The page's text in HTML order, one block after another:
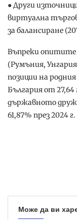
● Други
виртуална
за балансиране
Въпреки опитите
(Румъния,
позиции на
България от 27,64
държавното
61,87% през 2024
Може да ви